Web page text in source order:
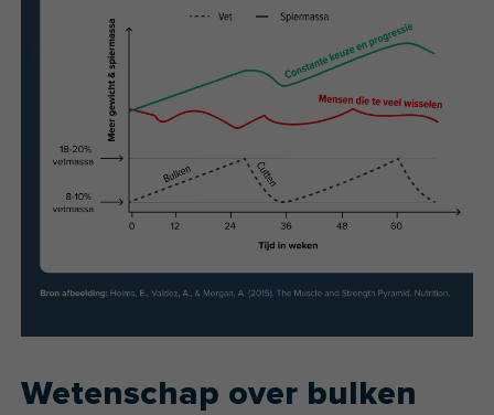
Wetenschap over bulken